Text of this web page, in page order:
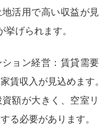
活用で高い収益が
挙げられます。
ョン経営：賃貸需
賃収入が見込めます。
資額が大きく、空室
る必要があります。